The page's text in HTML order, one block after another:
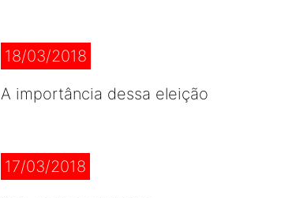
18/03/2018
A importância dessa eleição
17/03/2018